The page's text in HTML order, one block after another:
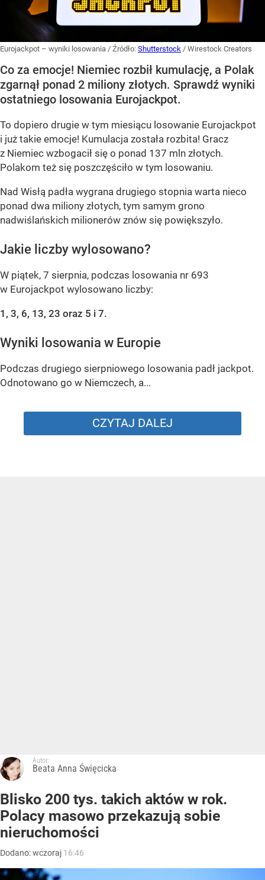
Eurojackpot – wyniki losowania / Źródło: Shutterstock / Wirestock Creators
Co za emocje! Niemiec rozbił kumulację, a Polak
zgarnął ponad 2 miliony złotych. Sprawdź wyniki
ostatniego losowania Eurojackpot.
To dopiero drugie w tym miesiącu losowanie Eurojackpot
i już takie emocje! Kumulacja została rozbita! Gracz
z Niemiec wzbogacił się o ponad 137 mln złotych.
Polakom też się poszczęściło w tym losowaniu.
Nad Wisłą padła wygrana drugiego stopnia warta nieco
ponad dwa miliony złotych, tym samym grono
nadwiślańskich milionerów znów się powiększyło.
Jakie liczby wylosowano?
W piątek, 7 sierpnia, podczas losowania nr 693
w Eurojackpot wylosowano liczby:
1, 3, 6, 13, 23 oraz 5 i 7.
Wyniki losowania w Europie
Podczas drugiego sierpniowego losowania padł jackpot.
Odnotowano go w Niemczech, a...
CZYTAJ DALEJ
Autor:
Beata Anna Święcicka
Blisko 200 tys. takich aktów w rok.
Polacy masowo przekazują sobie
nieruchomości
Dodano:wczoraj 16:46